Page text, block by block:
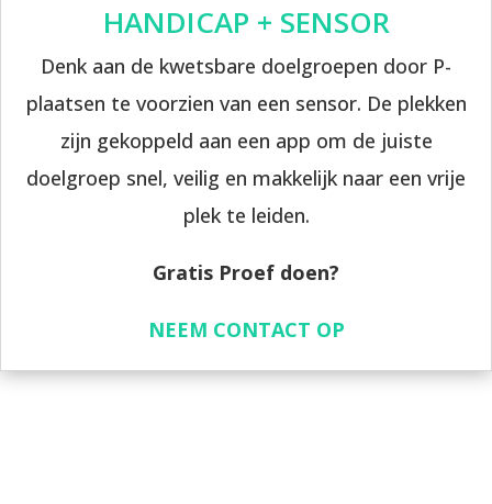
HANDICAP + SENSOR
Denk aan de kwetsbare doelgroepen door P-
plaatsen te voorzien van een sensor. De plekken
zijn gekoppeld aan een app om de juiste
doelgroep snel, veilig en makkelijk naar een vrije
plek te leiden.
Gratis Proef doen?
NEEM CONTACT OP